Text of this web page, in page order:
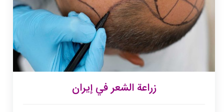
زراعة الشعر في إيران